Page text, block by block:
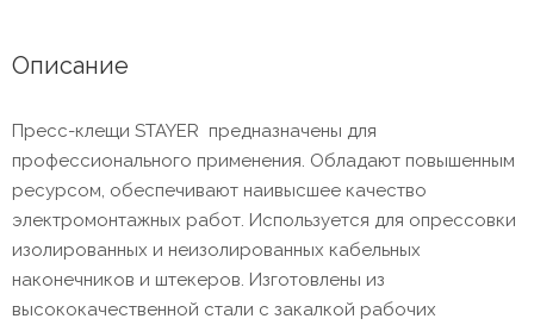
Описание
Пресс-клещи STAYER предназначены для
профессионального применения. Обладают повышенным
ресурсом, обеспечивают наивысшее качество
электромонтажных работ. Используется для опрессовки
изолированных и неизолированных кабельных
наконечников и штекеров. Изготовлены из
высококачественной стали с закалкой рабочих